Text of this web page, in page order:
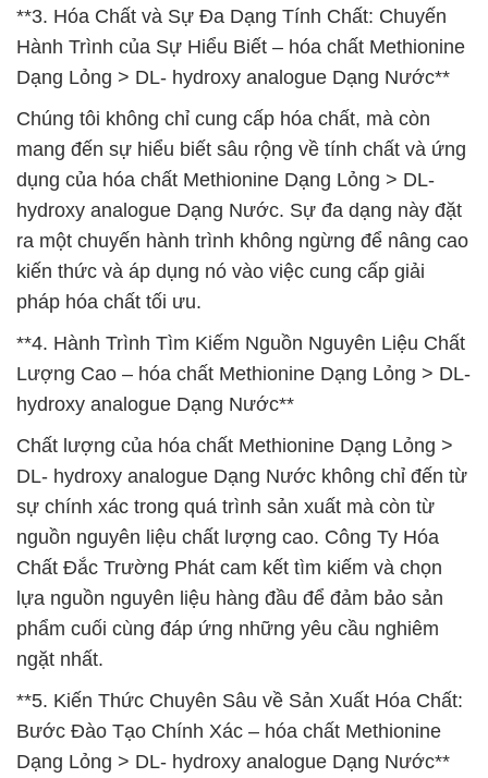
**3. Hóa Chất và Sự Đa Dạng Tính Chất: Chuyến
Hành Trình của Sự Hiểu Biết – hóa chất Methionine
Dạng Lỏng > DL- hydroxy analogue Dạng Nước**
Chúng tôi không chỉ cung cấp hóa chất, mà còn
mang đến sự hiểu biết sâu rộng về tính chất và ứng
dụng của hóa chất Methionine Dạng Lỏng > DL-
hydroxy analogue Dạng Nước. Sự đa dạng này đặt
ra một chuyến hành trình không ngừng để nâng cao
kiến thức và áp dụng nó vào việc cung cấp giải
pháp hóa chất tối ưu.
**4. Hành Trình Tìm Kiếm Nguồn Nguyên Liệu Chất
Lượng Cao – hóa chất Methionine Dạng Lỏng > DL-
hydroxy analogue Dạng Nước**
Chất lượng của hóa chất Methionine Dạng Lỏng >
DL- hydroxy analogue Dạng Nước không chỉ đến từ
sự chính xác trong quá trình sản xuất mà còn từ
nguồn nguyên liệu chất lượng cao. Công Ty Hóa
Chất Đắc Trường Phát cam kết tìm kiếm và chọn
lựa nguồn nguyên liệu hàng đầu để đảm bảo sản
phẩm cuối cùng đáp ứng những yêu cầu nghiêm
ngặt nhất.
**5. Kiến Thức Chuyên Sâu về Sản Xuất Hóa Chất:
Bước Đào Tạo Chính Xác – hóa chất Methionine
Dạng Lỏng > DL- hydroxy analogue Dạng Nước**